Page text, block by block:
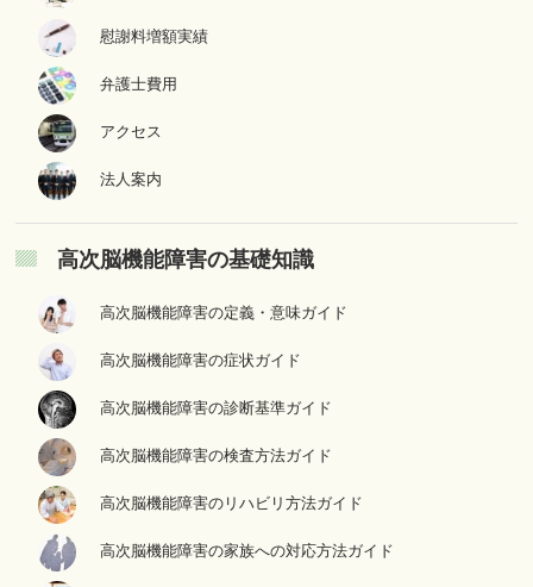
慰謝料増額実績
弁護士費用
アクセス
法人案内
高次脳機能障害の基礎知識
高次脳機能障害の定義・意味ガイド
高次脳機能障害の症状ガイド
高次脳機能障害の診断基準ガイド
高次脳機能障害の検査方法ガイド
高次脳機能障害のリハビリ方法ガイド
高次脳機能障害の家族への対応方法ガイド